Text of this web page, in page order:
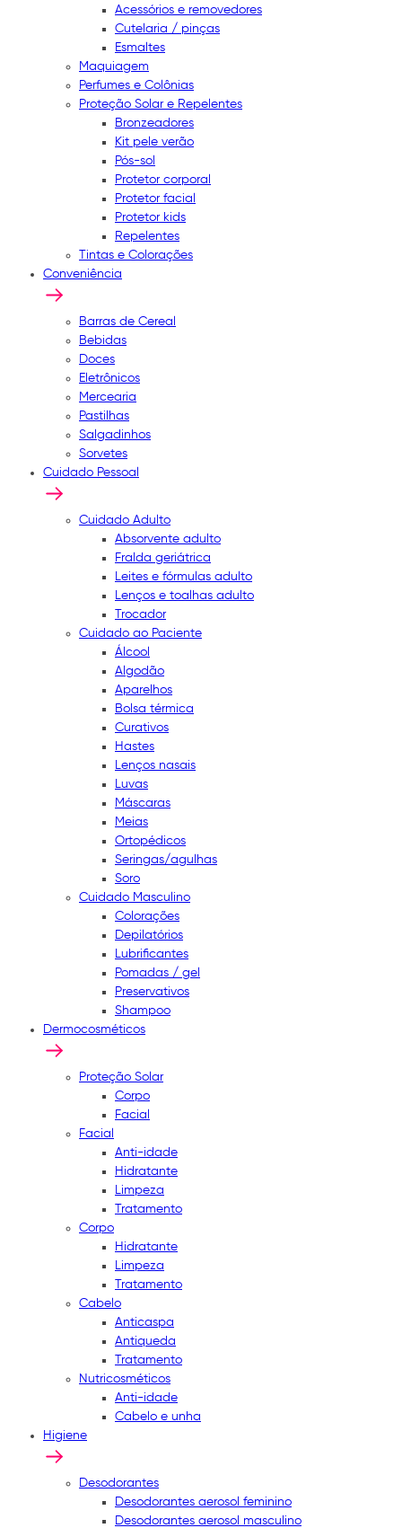
Acessórios e removedores
Cutelaria / pinças
Esmaltes
Maquiagem
Perfumes e Colônias
Proteção Solar e Repelentes
Bronzeadores
Kit pele verão
Pós-sol
Protetor corporal
Protetor facial
Protetor kids
Repelentes
Tintas e Colorações
Conveniência
Barras de Cereal
Bebidas
Doces
Eletrônicos
Mercearia
Pastilhas
Salgadinhos
Sorvetes
Cuidado Pessoal
Cuidado Adulto
Absorvente adulto
Fralda geriátrica
Leites e fórmulas adulto
Lenços e toalhas adulto
Trocador
Cuidado ao Paciente
Álcool
Algodão
Aparelhos
Bolsa térmica
Curativos
Hastes
Lenços nasais
Luvas
Máscaras
Meias
Ortopédicos
Seringas/agulhas
Soro
Cuidado Masculino
Colorações
Depilatórios
Lubrificantes
Pomadas / gel
Preservativos
Shampoo
Dermocosméticos
Proteção Solar
Corpo
Facial
Facial
Anti-idade
Hidratante
Limpeza
Tratamento
Corpo
Hidratante
Limpeza
Tratamento
Cabelo
Anticaspa
Antiqueda
Tratamento
Nutricosméticos
Anti-idade
Cabelo e unha
Higiene
Desodorantes
Desodorantes aerosol feminino
Desodorantes aerosol masculino